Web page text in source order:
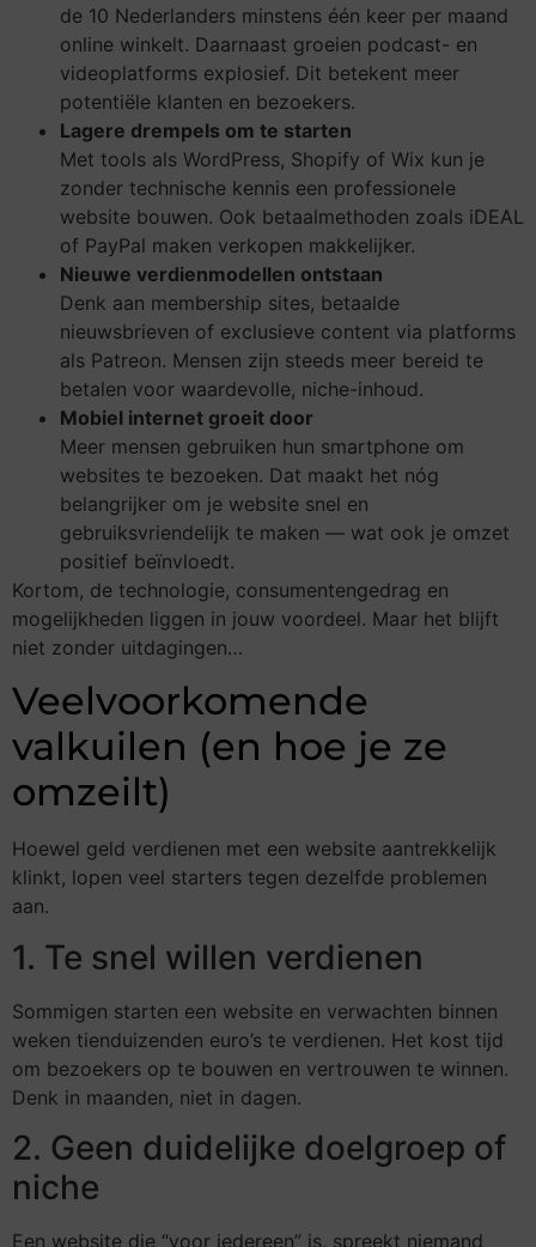
de 10 Nederlanders minstens één keer per maand
online winkelt. Daarnaast groeien podcast- en
videoplatforms explosief. Dit betekent meer
potentiële klanten en bezoekers.
Lagere drempels om te starten
Met tools als WordPress, Shopify of Wix kun je
zonder technische kennis een professionele
website bouwen. Ook betaalmethoden zoals iDEAL
of PayPal maken verkopen makkelijker.
Nieuwe verdienmodellen ontstaan
Denk aan membership sites, betaalde
nieuwsbrieven of exclusieve content via platforms
als Patreon. Mensen zijn steeds meer bereid te
betalen voor waardevolle, niche-inhoud.
Mobiel internet groeit door
Meer mensen gebruiken hun smartphone om
websites te bezoeken. Dat maakt het nóg
belangrijker om je website snel en
gebruiksvriendelijk te maken — wat ook je omzet
positief beïnvloedt.
Kortom, de technologie, consumentengedrag en
mogelijkheden liggen in jouw voordeel. Maar het blijft
niet zonder uitdagingen…
Veelvoorkomende
valkuilen (en hoe je ze
omzeilt)
Hoewel geld verdienen met een website aantrekkelijk
klinkt, lopen veel starters tegen dezelfde problemen
aan.
1. Te snel willen verdienen
Sommigen starten een website en verwachten binnen
weken tienduizenden euro’s te verdienen. Het kost tijd
om bezoekers op te bouwen en vertrouwen te winnen.
Denk in maanden, niet in dagen.
2. Geen duidelijke doelgroep of
niche
Een website die “voor iedereen” is, spreekt niemand